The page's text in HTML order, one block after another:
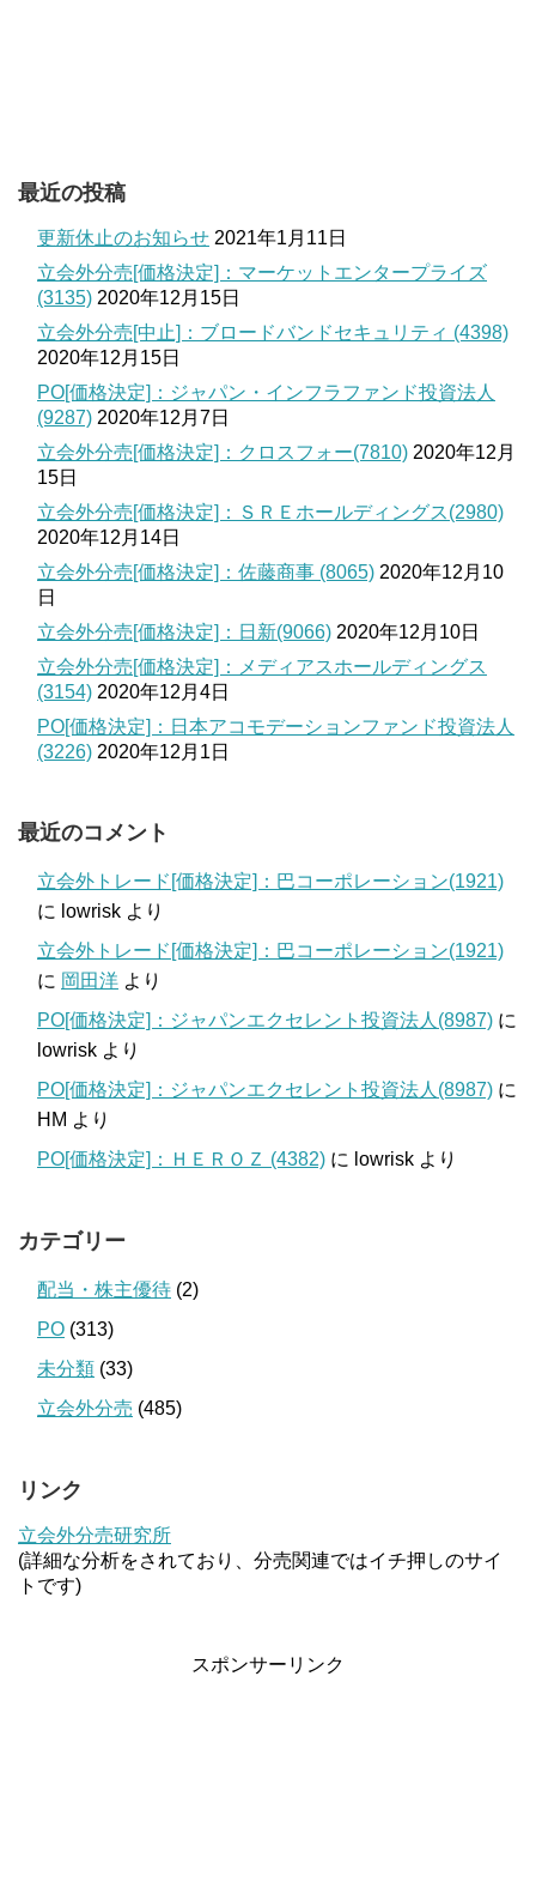
最近の投稿
更新休止のお知らせ 2021年1月11日
立会外分売[価格決定]：マーケットエンタープライズ
(3135) 2020年12月15日
立会外分売[中止]：ブロードバンドセキュリティ (4398)
2020年12月15日
PO[価格決定]：ジャパン・インフラファンド投資法人
(9287) 2020年12月7日
立会外分売[価格決定]：クロスフォー(7810) 2020年12月
15日
立会外分売[価格決定]：ＳＲＥホールディングス(2980)
2020年12月14日
立会外分売[価格決定]：佐藤商事 (8065) 2020年12月10
日
立会外分売[価格決定]：日新(9066) 2020年12月10日
立会外分売[価格決定]：メディアスホールディングス
(3154) 2020年12月4日
PO[価格決定]：日本アコモデーションファンド投資法人
(3226) 2020年12月1日
最近のコメント
立会外トレード[価格決定]：巴コーポレーション(1921)
に lowrisk より
立会外トレード[価格決定]：巴コーポレーション(1921)
に 岡田洋 より
PO[価格決定]：ジャパンエクセレント投資法人(8987) に
lowrisk より
PO[価格決定]：ジャパンエクセレント投資法人(8987) に
HM より
PO[価格決定]：ＨＥＲＯＺ (4382) に lowrisk より
カテゴリー
配当・株主優待 (2)
PO (313)
未分類 (33)
立会外分売 (485)
リンク
立会外分売研究所
(詳細な分析をされており、分売関連ではイチ押しのサイ
トです)
スポンサーリンク